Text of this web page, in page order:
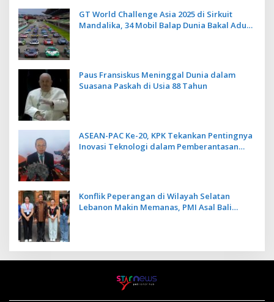
GT World Challenge Asia 2025 di Sirkuit
Mandalika, 34 Mobil Balap Dunia Bakal Adu
Paus Fransiskus Meninggal Dunia dalam
Suasana Paskah di Usia 88 Tahun
ASEAN-PAC Ke-20, KPK Tekankan Pentingnya
Inovasi Teknologi dalam Pemberantasan
Konflik Peperangan di Wilayah Selatan
Lebanon Makin Memanas, PMI Asal Bali